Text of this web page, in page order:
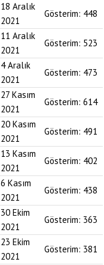
18 Aralık
2021
Gösterim: 448
11 Aralık
2021
Gösterim: 523
4 Aralık
2021
Gösterim: 473
27 Kasım
2021
Gösterim: 614
20 Kasım
2021
Gösterim: 491
13 Kasım
2021
Gösterim: 402
6 Kasım
2021
Gösterim: 438
30 Ekim
2021
Gösterim: 363
23 Ekim
2021
Gösterim: 381